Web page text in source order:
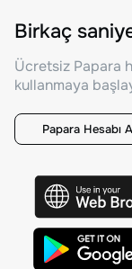
Birkaç
Ücretsiz Papara
kullanmaya
Papara Hesabı